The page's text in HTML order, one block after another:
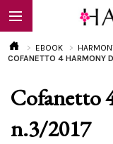
EBOOK
EBOOK
COFANETTO 4 HARMONY
Cofanetto
n.3/2017